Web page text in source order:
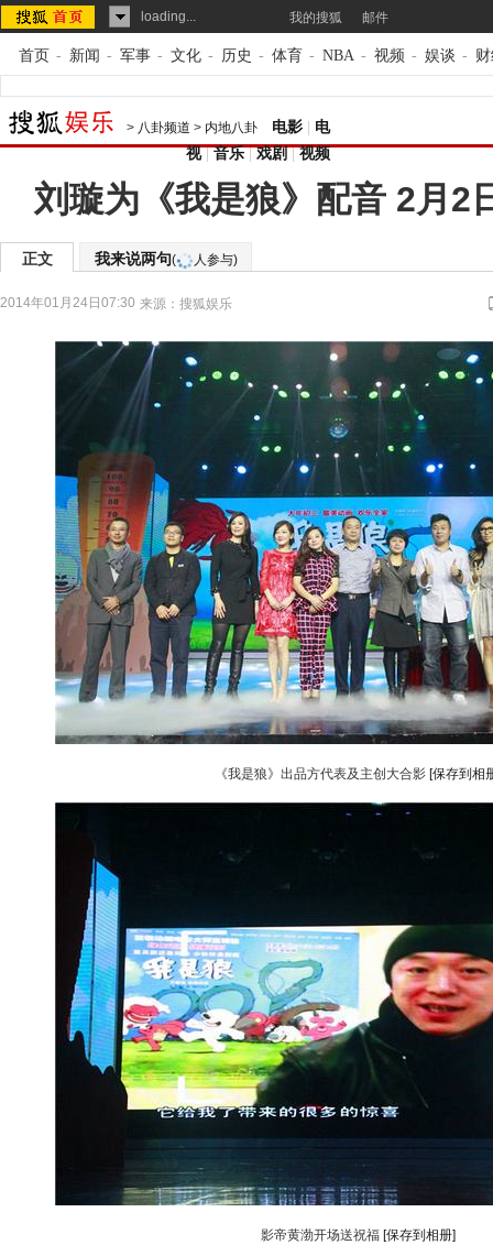
loading... 我的搜狐 邮件
首页 - 新闻 - 军事 - 文化 - 历史 - 体育 - NBA - 视频 - 娱谈 -
> 八卦频道 > 内地八卦 电影
电
视| 音乐 戏剧 视频
刘璇为《我是狼》配音 2月2
正文 我来说两句( 人参与)
2014年01月24日07:30 来源： 搜狐娱乐
《我是狼》出品方代表及主创大合影 [保存到相
影帝黄渤开场送祝福 [保存到相册]